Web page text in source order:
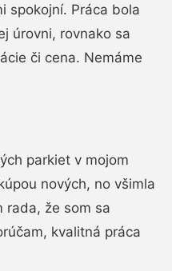
spokojní. Práca bola
úrovni, rovnako sa
či cena. Nemáme
parkiet v mojom
nových, no všimla
rada, že som sa
kvalitná práca